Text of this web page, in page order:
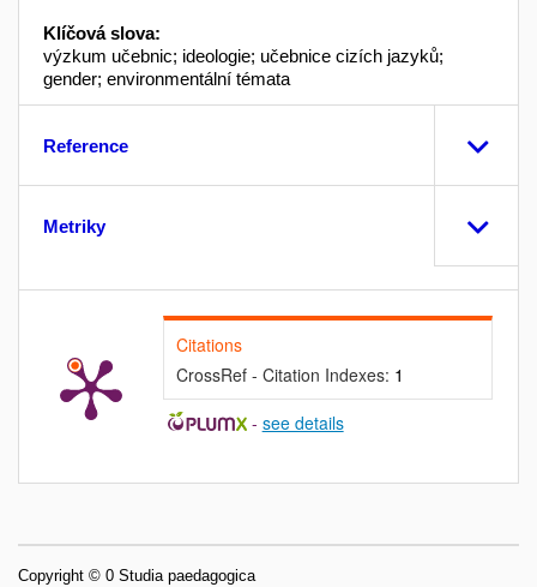
Klíčová slova:
výzkum učebnic; ideologie; učebnice cizích jazyků;
gender; environmentální témata
Reference
Metriky
Citations
CrossRef - Citation Indexes: 1
- see details
Copyright © 0 Studia paedagogica